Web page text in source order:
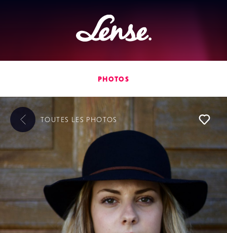
Lense
PHOTOS
TOUTES LES PHOTOS